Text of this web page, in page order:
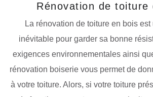
Rénovation de toiture
La rénovation de toiture en bois
inévitable pour garder sa bonne
exigences environnementales ainsi
rénovation boiserie vous permet de
à votre toiture. Alors, si votre toiture